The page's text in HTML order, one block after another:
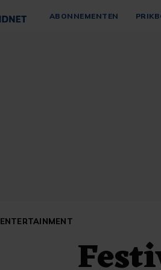
ABONNEMENTEN
ENTERTAINMENT